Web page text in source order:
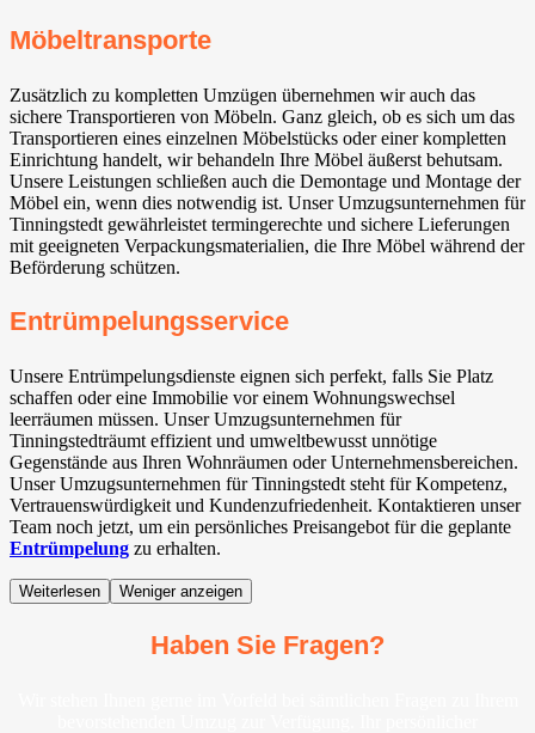
Möbeltransporte
Zusätzlich zu kompletten Umzügen übernehmen wir auch das
sichere Transportieren von Möbeln. Ganz gleich, ob es sich um das
Transportieren eines einzelnen Möbelstücks oder einer kompletten
Einrichtung handelt, wir behandeln Ihre Möbel äußerst behutsam.
Unsere Leistungen schließen auch die Demontage und Montage der
Möbel ein, wenn dies notwendig ist. Unser Umzugsunternehmen für
Tinningstedt gewährleistet termingerechte und sichere Lieferungen
mit geeigneten Verpackungsmaterialien, die Ihre Möbel während der
Beförderung schützen.
Entrümpelungsservice
Unsere Entrümpelungsdienste eignen sich perfekt, falls Sie Platz
schaffen oder eine Immobilie vor einem Wohnungswechsel
leerräumen müssen. Unser Umzugsunternehmen für
Tinningstedträumt effizient und umweltbewusst unnötige
Gegenstände aus Ihren Wohnräumen oder Unternehmensbereichen.
Unser Umzugsunternehmen für Tinningstedt steht für Kompetenz,
Vertrauenswürdigkeit und Kundenzufriedenheit. Kontaktieren unser
Team noch jetzt, um ein persönliches Preisangebot für die geplante
Entrümpelung zu erhalten.
Weiterlesen Weniger anzeigen
Haben Sie Fragen?